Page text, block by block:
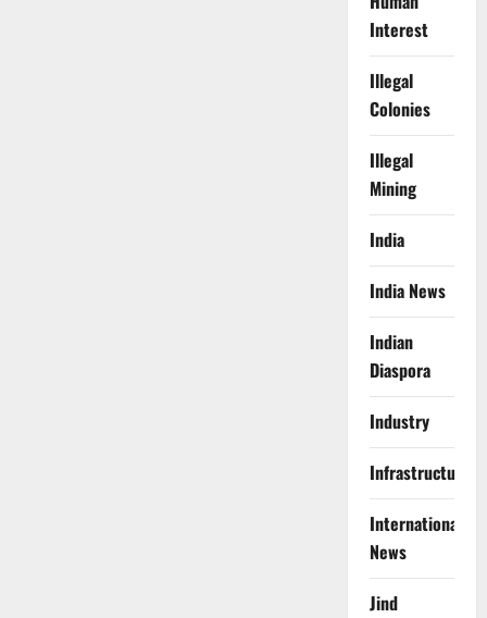
Interest
Illegal
Colonies
Illegal
Mining
India
India News
Indian
Diaspora
Industry
Infrastructure
International
News
Jind